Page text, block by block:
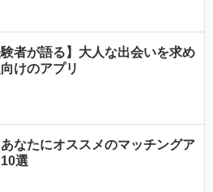
験者が語る】大人な出会いを求め
けのアプリ
なたにオススメのマッチングア
選